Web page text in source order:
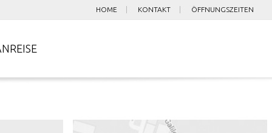
HOME KONTAKT ÖFFNUNGSZEITEN